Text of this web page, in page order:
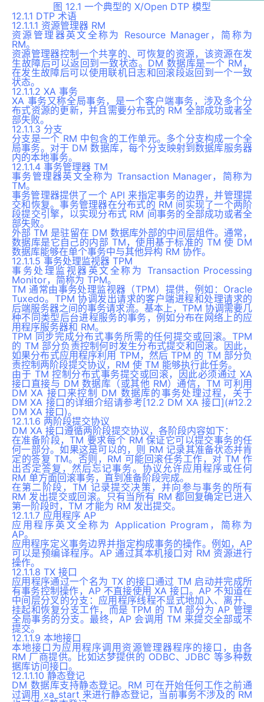
图 12.1 一个典型的 X/Open DTP 模型
12.1.1 DTP 术语
12.1.1.1 资源管理器 RM
资源管理器英文全称为 Resource Manager，简称为
RM。
资源管理器控制一个共享的、可恢复的资源，该资源在发
生故障后可以返回到一致状态。DM 数据库是一个 RM，
在发生故障后可以使用联机日志和回滚段返回到一个一致
状态。
12.1.1.2 XA 事务
XA 事务又称全局事务，是一个客户端事务，涉及多个分
布式资源的更新，并且需要分布式的 RM 全部成功或者全
部失败。
12.1.1.3 分支
分支是一个 RM 中包含的工作单元。多个分支构成一个全
局事务。对于 DM 数据库，每个分支映射到数据库服务器
内的本地事务。
12.1.1.4 事务管理器 TM
事务管理器英文全称为 Transaction Manager，简称为
TM。
事务管理器提供了一个 API 来指定事务的边界，并管理提
交和恢复。事务管理器在分布式的 RM 间实现了一个两阶
段提交引擎，以实现分布式 RM 间事务的全部成功或者全
部失败。
外部 TM 是驻留在 DM 数据库外部的中间层组件。通常，
数据库是它自己的内部 TM，使用基于标准的 TM 使 DM
数据库能够在单个事务中与其他异构 RM 协作。
12.1.1.5 事务处理监视器 TPM
事务处理监视器英文全称为 Transaction Processing
Monitor，简称为 TPM。
TM 通常由事务处理监视器（TPM）提供，例如：Oracle
Tuxedo。TPM 协调发出请求的客户端进程和处理请求的
后端服务器之间的事务请求流。基本上，TPM 协调需要几
种不同类型后台进程服务的事务，例如分布在网络上的应
用程序服务器和 RM。
TPM 同步完成分布式事务所需的任何提交或回滚。TPM
的 TM 部分负责控制何时发生分布式提交和回滚。因此，
如果分布式应用程序利用 TPM，然后 TPM 的 TM 部分负
责控制两阶段提交协议，RM 使 TM 能够执行此任务。
由于 TM 控制分布式事务提交或回滚，因此必须通过 XA
接口直接与 DM 数据库（或其他 RM）通信，TM 可利用
DM XA 接口来控制 DM 数据库的事务处理过程，关于
DM XA 接口的详细介绍请参考[12.2 DM XA 接口](#12.2
DM XA 接口)。
12.1.1.6 两阶段提交协议
DM XA 接口遵循两阶段提交协议，各阶段内容如下：
在准备阶段，TM 要求每个 RM 保证它可以提交事务的任
何一部分。如果这是可以的，则 RM 记录其准备状态并肯
定的答复 TM。否则，RM 可能回滚任务工作，对 TM 作
出否定答复，然后忘记事务。协议允许应用程序或任何
RM 单方面回滚事务，直到准备阶段完成。
在第二阶段，TM 记录提交决策，并向参与事务的所有
RM 发出提交或回滚。只有当所有 RM 都回复确定已进入
第一阶段时，TM 才能为 RM 发出提交。
12.1.1.7 应用程序 AP
应用程序英文全称为 Application Program，简称为
AP。
应用程序定义事务边界并指定构成事务的操作。例如，AP
可以是预编译程序。AP 通过其本机接口对 RM 资源进行
操作。
12.1.1.8 TX 接口
应用程序通过一个名为 TX 的接口通过 TM 启动并完成所
有事务控制操作，AP 不直接使用 XA 接口。AP 不知道在
中间层分叉的分支：应用程序线程不显式地加入、离开、
挂起和恢复分支工作，而是 TPM 的 TM 部分为 AP 管理
全局事务的分支。最终，AP 会调用 TM 来提交全部或不
提交。
12.1.1.9 本地接口
本地接口为应用程序调用资源管理器程序的接口，由各
RM 厂商提供。比如达梦提供的 ODBC、JDBC 等多种数
据库访问接口。
12.1.1.10 静态登记
DM 数据库支持静态登记。RM 可在开始任何工作之前通
过调用 xa_start 来进行静态登记，当前事务不涉及的 RM